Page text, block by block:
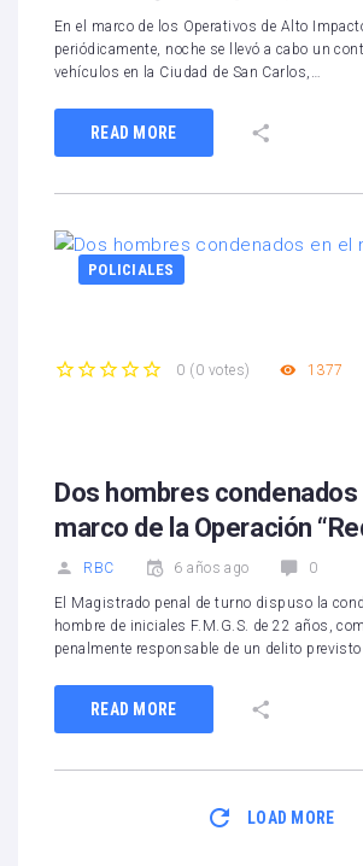
En el marco de los Operativos de Alto
periódicamente, noche se llevó a cabo un
vehículos en la Ciudad de San Carlos,…
READ MORE
POLICIALES
0 ( 0 votes) 1377
Dos hombres condenados
marco de la Operación
RBC 6 años ago 0
El Magistrado penal de turno dispuso la
hombre de iniciales F.M.G.S. de 22 años,
penalmente responsable de un delito
READ MORE
LOAD MORE